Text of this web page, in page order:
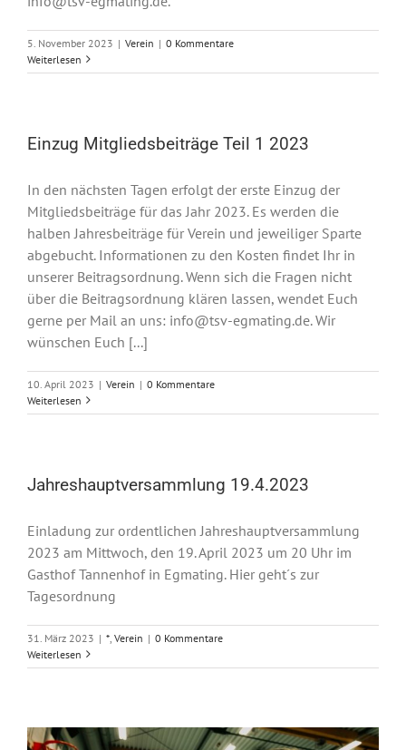
5. November 2023 | Verein | 0 Kommentare
Weiterlesen
Einzug Mitgliedsbeiträge Teil 1 2023
In den nächsten Tagen erfolgt der erste Einzug der
Mitgliedsbeiträge für das Jahr 2023. Es werden die
halben Jahresbeiträge für Verein und jeweiliger Sparte
abgebucht. Informationen zu den Kosten findet Ihr in
unserer Beitragsordnung. Wenn sich die Fragen nicht
über die Beitragsordnung klären lassen, wendet Euch
gerne per Mail an uns: info@tsv-egmating.de. Wir
wünschen Euch [...]
10. April 2023 | Verein | 0 Kommentare
Weiterlesen
Jahreshauptversammlung 19.4.2023
Einladung zur ordentlichen Jahreshauptversammlung
2023 am Mittwoch, den 19. April 2023 um 20 Uhr im
Gasthof Tannenhof in Egmating. Hier geht´s zur
Tagesordnung
31. März 2023 | * Verein | 0 Kommentare
Weiterlesen